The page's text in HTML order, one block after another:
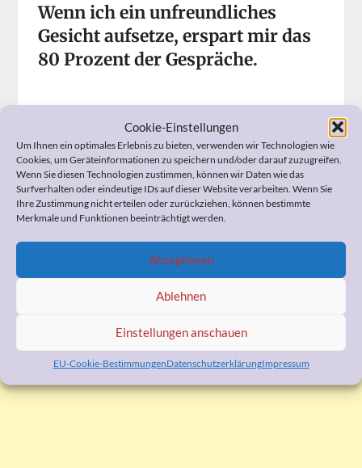
Cookie-Einstellungen
Um Ihnen ein optimales Erlebnis zu bieten, verwenden wir Technologien wie
Cookies, um Geräteinformationen zu speichern und/oder darauf zuzugreifen.
Wenn Sie diesen Technologien zustimmen, können wir Daten wie das
Surfverhalten oder eindeutige IDs auf dieser Website verarbeiten. Wenn Sie
Ihre Zustimmung nicht erteilen oder zurückziehen, können bestimmte
Merkmale und Funktionen beeinträchtigt werden.
Akzeptieren
Ablehnen
Einstellungen anschauen
EU-Cookie-BestimmungenDatenschutzerklärungImpressum
Wenn ich ein unfreundliches
Gesicht aufsetze, erspart mir das
80 Prozent der Gespräche.
Wenn Sie Fragen zum Widerspruch, zur
Pflegeeinstufung, zur Organisation der häuslichen Pflege,
zum Umgang mit Ihrem demenzerkrankten Angehörigen,
zu Ihrer Vorsorgevollmacht und Patientenverfügung
oder anderen pflegerelevanten Themen haben, kann ich
Ihnen bestimmt helfen. Ich berate Sie professionell und
kostengünstig.
Also, sprechen Sie mich bitte an!
Ähnliche Beiträge